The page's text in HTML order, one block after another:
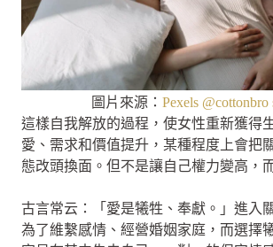
圖片來源： Pexels @cottonbro
這樣自我解放的過程，使女性重新獲得
愛、需求和價值提升，某種程度上會把
態改頭換面。但不是讓自己權力變高，
古言常云：「愛是犧牲、奉獻。」進入
為了維繫感情、經營婚姻家庭，而選擇